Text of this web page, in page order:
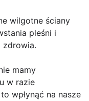
wilgotne ściany
pleśni i
zdrowia.
mamy
w razie
wpłynąć na nasze